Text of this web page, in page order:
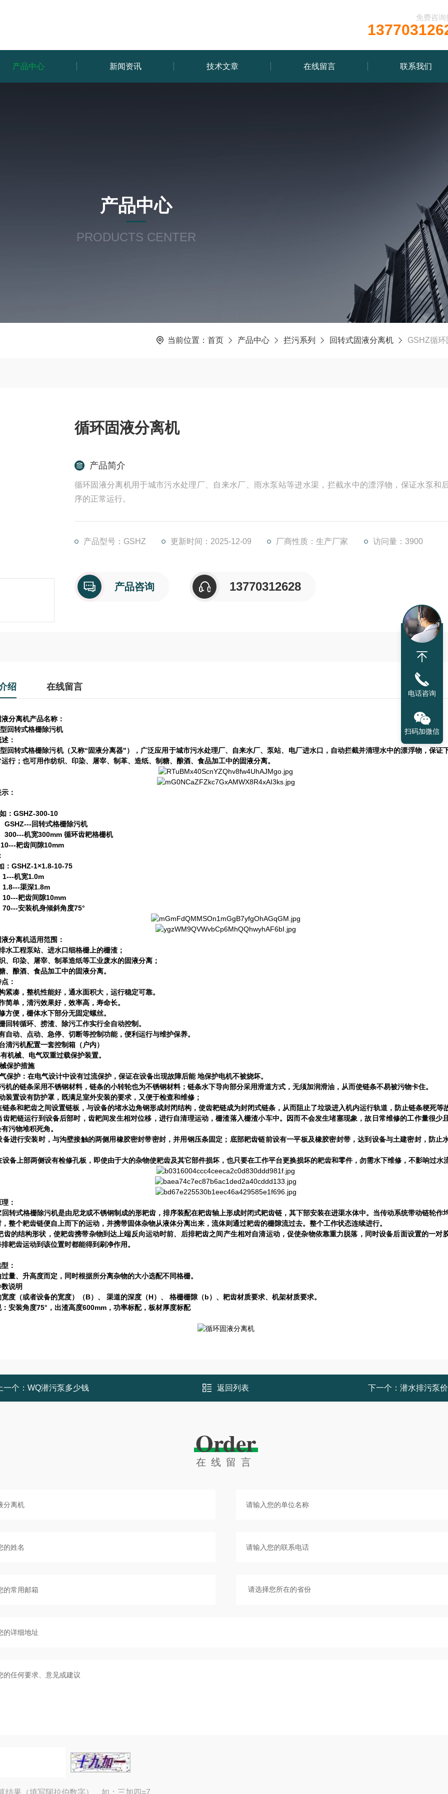
免费咨询
产品中心 新闻资讯 技术文章 在线留言 联系我们
产品中心
PRODUCTS CENTER
当前位置： 首页 产品中心 拦污系列 回转式固液分离机 GSHZ循
循环固液分离机
产品简介
循环固液分离机用于城市污水处理厂、自来水厂、雨水泵站等进水渠，拦截水中的漂浮物，保证水泵和
序的正常运行。
产品型号：GSHZ 更新时间：2025-12-09 厂商性质：生产厂家 访问量：3900
产品咨询 13770312628
绍 在线留言
分离机产品名称：
型回转式格栅除污机
：
型回转式格栅除污机（又称“ 固液分离器" ），广泛应用于城市污水处理厂、自来水厂、泵站、电厂进水口，自动拦截并清理水中的漂浮物，保证
行；也可用作纺织、印染、屠宰、制革、造纸、制糖、酿酒、食品加工中的固液分离。
：
： GSHZ-300-10
回转式格栅除污机
机宽300mm 循环齿耙格栅机
耙齿间隙10mm
： GSHZ-1×1.8-10-75
机宽1.0m
渠深1.8m
耙齿间隙10mm
安装机身倾斜角度75°
分离机适用范围：
水工程泵站、进水口细格栅上的栅渣；
、印染、屠宰、制革造纸等工业废水的固液分离；
、酿酒、食品加工中的固液分离。
：
紧凑，整机性能好，通水面积大，运行稳定可靠。
简单，清污效果好，效率高，寿命长。
方便，栅体水下部分无固定螺丝。
回转循环、捞渣、除污工作实行全自动控制。
自动、点动、急停、切断等控制功能，便利运行与维护保养。
清污机配置一套控制箱（户内）
机械、电气双重过载保护装置。
保护措施
保护：在电气设计中设有过流保护，保证在设备出现故障后能 地保护电机不被烧坏。
机的链条采用不锈钢材料，链条的小转轮也为不锈钢材料；链条水下导向部分采用滑道方式，无须加润滑油，从而使链条不易被污物卡住。
装置设有防护罩，既满足室外安装的要求，又便于检查和维修；
链条和耙齿之间设置链板，与设备的堵水边角钢形成封闭结构，使齿耙链成为封闭式链条，从而阻止了垃圾进入机内运行轨道，防止链条梗死等
齿耙链运行到设备后部时，齿耙间发生相对位移，进行自清理运动，栅渣落入栅渣小车中。因而不会发生堵塞现象，故日常维修的工作量很少
污物堆积死角。
备进行安装时，与沟壁接触的两侧用橡胶密封带密封，并用钢压条固定；底部耙齿链前设有一平板及橡胶密封带，达到设备与土建密封，防止
设备上部两侧设有检修孔板，即使由于大的杂物使耙齿及其它部件损坏，也只要在工作平台更换损坏的耙齿和零件，勿需水下维修，不影响过水
：
回转式格栅除污机是由尼龙或不锈钢制成的形耙齿，排序装配在耙齿轴上形成封闭式耙齿链，其下部安装在进渠水体中。当传动系统带动链轮作
整个耙齿链便自上而下的运动，并携带固体杂物从液体分离出来，流体则通过耙齿的栅隙流过去。整个工作状态连续进行。
齿的结构形状，使耙齿携带杂物到达上端反向运动时前、后排耙齿之间产生相对自清运动，促使杂物依靠重力脱落，同时设备后面设置的一对
耙齿运动到该位置时都能得到刷净作用。
：
量、升高度而定，同时根据所分离杂物的大小选配不同格栅。
说明
度（或者设备的宽度）（B）、 渠道的深度（H）、 格栅栅隙（b ）、耙齿材质要求、机架材质要求。
安装角度75° ，出渣高度600mm ，功率标配，板材厚度标配
一个： WQ潜污泵多少钱 返回列表 下一个： 潜水排污泵
Order
在线留言
结果（填写阿拉伯数字），如：三加四=7
电话咨询
扫码加微信